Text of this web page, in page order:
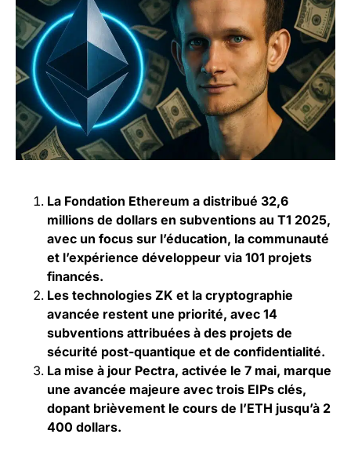
La Fondation Ethereum a distribué 32,6
millions de dollars en subventions au T1 2025,
avec un focus sur l’éducation, la communauté
et l’expérience développeur via 101 projets
financés.
Les technologies ZK et la cryptographie
avancée restent une priorité, avec 14
subventions attribuées à des projets de
sécurité post-quantique et de confidentialité.
La mise à jour Pectra, activée le 7 mai, marque
une avancée majeure avec trois EIPs clés,
dopant brièvement le cours de l’ETH jusqu’à 2
400 dollars.